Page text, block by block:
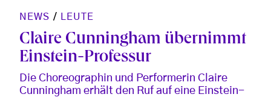
NEWS / LEUTE
Claire Cunningham übernimmt
Einstein-Professur
Die Choreographin und Performerin Claire
Cunningham erhält den Ruf auf eine Einstein-